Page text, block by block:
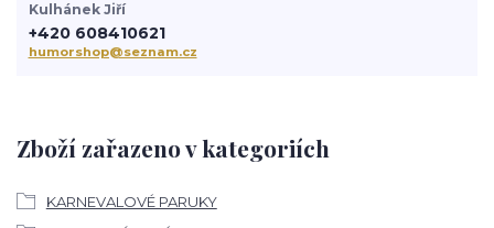
Zboží zařazeno v kategoriích
KARNEVALOVÉ PARUKY
Kulhánek Jiří
+420 608410621
humorshop@seznam.cz